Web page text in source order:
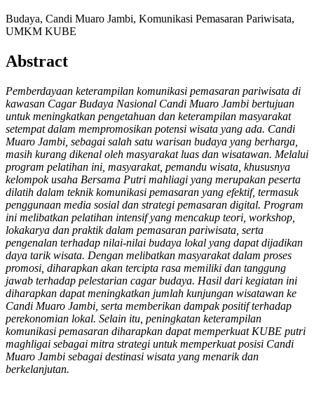
Budaya, Candi Muaro Jambi, Komunikasi Pemasaran Pariwisata,
UMKM KUBE
Abstract
Pemberdayaan keterampilan komunikasi pemasaran pariwisata di
kawasan Cagar Budaya Nasional Candi Muaro Jambi bertujuan
untuk meningkatkan pengetahuan dan keterampilan masyarakat
setempat dalam mempromosikan potensi wisata yang ada. Candi
Muaro Jambi, sebagai salah satu warisan budaya yang berharga,
masih kurang dikenal oleh masyarakat luas dan wisatawan. Melalui
program pelatihan ini, masyarakat, pemandu wisata, khususnya
kelompok usaha Bersama Putri mahliagi yang merupakan peserta
dilatih dalam teknik komunikasi pemasaran yang efektif, termasuk
penggunaan media sosial dan strategi pemasaran digital. Program
ini melibatkan pelatihan intensif yang mencakup teori, workshop,
lokakarya dan praktik dalam pemasaran pariwisata, serta
pengenalan terhadap nilai-nilai budaya lokal yang dapat dijadikan
daya tarik wisata. Dengan melibatkan masyarakat dalam proses
promosi, diharapkan akan tercipta rasa memiliki dan tanggung
jawab terhadap pelestarian cagar budaya. Hasil dari kegiatan ini
diharapkan dapat meningkatkan jumlah kunjungan wisatawan ke
Candi Muaro Jambi, serta memberikan dampak positif terhadap
perekonomian lokal. Selain itu, peningkatan keterampilan
komunikasi pemasaran diharapkan dapat memperkuat KUBE putri
maghligai sebagai mitra strategi untuk memperkuat posisi Candi
Muaro Jambi sebagai destinasi wisata yang menarik dan
berkelanjutan.